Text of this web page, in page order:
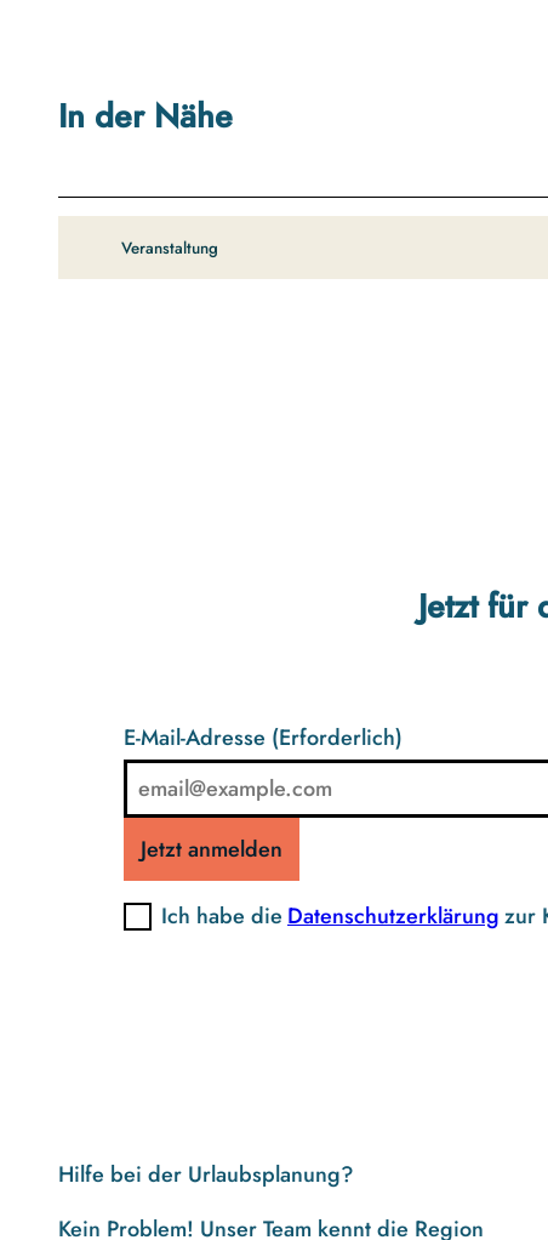
In der Nähe
Veranstaltung
Jetzt für
E-Mail-Adresse (Erforderlich)
Jetzt anmelden
Ich habe die Datenschutzerklärungzur
Hilfe bei der Urlaubsplanung?
Kein Problem! Unser Team kennt die Region